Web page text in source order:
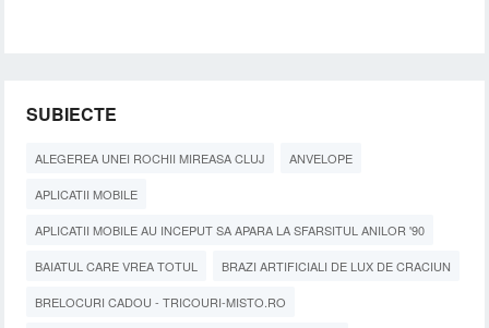
SUBIECTE
ALEGEREA UNEI ROCHII MIREASA CLUJ ANVELOPE
APLICATII MOBILE
APLICATII MOBILE AU INCEPUT SA APARA LA SFARSITUL ANILOR '90
BAIATUL CARE VREA TOTUL BRAZI ARTIFICIALI DE LUX DE CRACIUN
BRELOCURI CADOU - TRICOURI-MISTO.RO